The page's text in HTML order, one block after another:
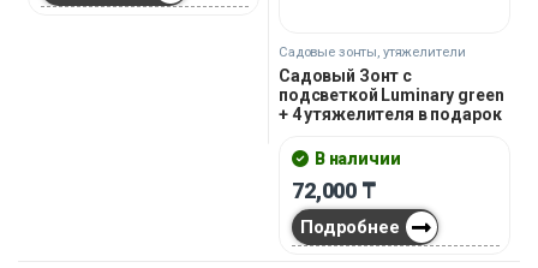
Садовые зонты, утяжелители
Садовый Зонт с
подсветкой Luminary green
+ 4 утяжелителя в подарок
В наличии
72,000 ₸
Подробнее